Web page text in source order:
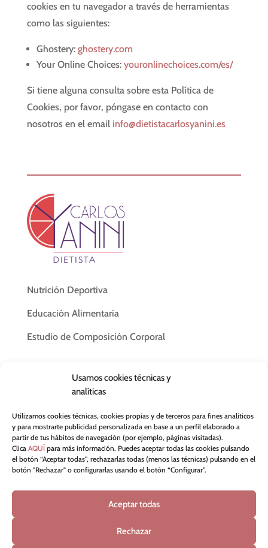
Usamos cookies técnicas y
analíticas
Utilizamos cookies técnicas, cookies propias y de terceros para fines analíticos
y para mostrarte publicidad personalizada en base a un perfil elaborado a
partir de tus hábitos de navegación (por ejemplo, páginas visitadas).
Clica AQUÍ para más información. Puedes aceptar todas las cookies pulsando
el botón “Aceptar todas”, rechazarlas todas (menos las técnicas) pulsando en el
botón "Rechazar" o configurarlas usando el botón “Configurar”.
Aceptar todas
Rechazar
cookies en tu navegador a través de herramientas
como las siguientes:
Ghostery: ghostery.com
Your Online Choices: youronlinechoices.com/es/
Si tiene alguna consulta sobre esta Política de
Cookies, por favor, póngase en contacto con
nosotros en el email info@dietistacarlosyanini.es
Nutrición Deportiva
Educación Alimentaria
Estudio de Composición Corporal
Política de Privacidad
Política de Cookies
Términos y Condiciones del Servicio